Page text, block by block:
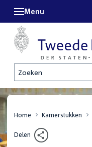
Zoeken
Menu
Home Kamerstukken
Delen